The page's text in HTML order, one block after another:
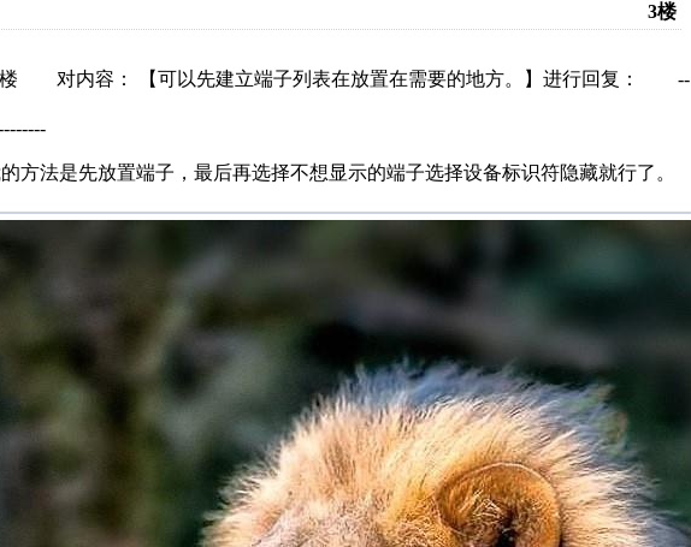
3楼
对内容： 【可以先建立端子列表在放置在需要的地方。】进行回复： --
方法是先放置端子，最后再选择不想显示的端子选择设备标识符隐藏就行了。